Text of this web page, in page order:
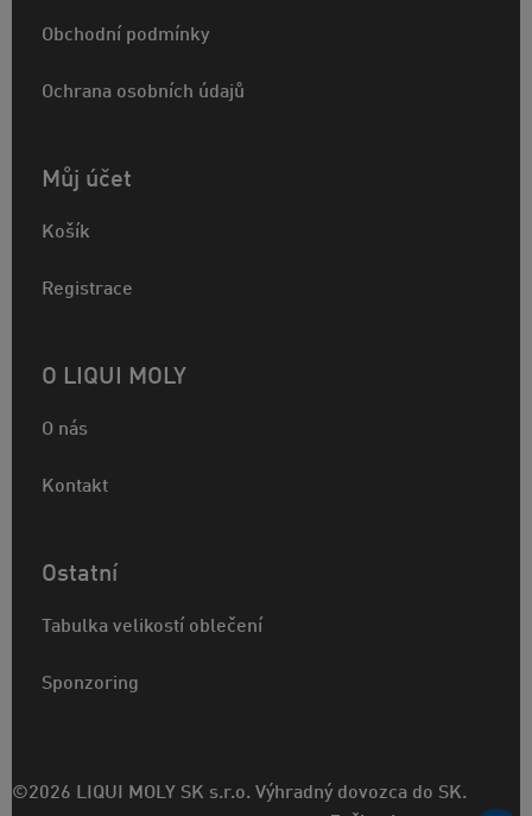
Obchodní podmínky
Ochrana osobních údajů
Můj účet
Košík
Registrace
O LIQUI MOLY
O nás
Kontakt
Ostatní
Tabulka velikostí oblečení
Sponzoring
©2026 LIQUI MOLY SK s.r.o. Výhradný dovozca do SK.